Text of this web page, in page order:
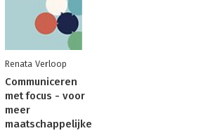
Renata Verloop
Communiceren
met focus - voor
meer
maatschappelijke